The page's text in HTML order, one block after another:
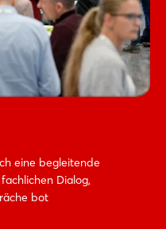
eine begleitende
Dialog,
bot